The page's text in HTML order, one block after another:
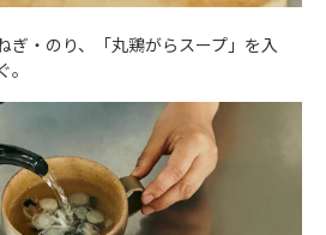
ぎ・のり、「丸鶏がらスープ」を入